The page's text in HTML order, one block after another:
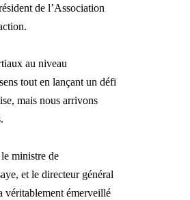
de l’Association
au niveau
tout en lançant un défi
mais nous arrivons
ministre de
et le directeur général
véritablement émerveillé